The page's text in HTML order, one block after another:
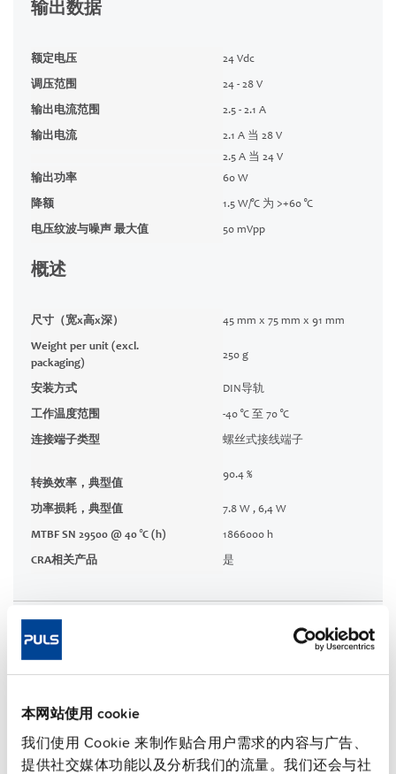
本网站使用 cookie
我们使用 Cookie 来制作贴合用户需求的内容与广告、
提供社交媒体功能以及分析我们的流量。我们还会与社
输出数据
额定电压 24 Vdc
调压范围 24 - 28 V
输出电流范围 2.5 - 2.1 A
输出电流
2.1 A 当 28 V
2.5 A 当 24 V
输出功率
60 W
降额 1.5 W/°C 为 >+60 °C
电压纹波与噪声 最大值 50 mVpp
概述
尺寸（宽x高x深） 45 mm x 75 mm x 91 mm
Weight per unit (excl.
packaging)
250 g
安装方式 DIN导轨
工作温度范围 -40 °C 至 70 °C
连接端子类型 螺丝式接线端子
转换效率，典型值
90.4 %
功率损耗，典型值 7.8 W , 6,4 W
MTBF SN 29500 @ 40 °C (h) 1866000 h
CRA相关产品 是
认证 / 符合性声明
特性
商务信息